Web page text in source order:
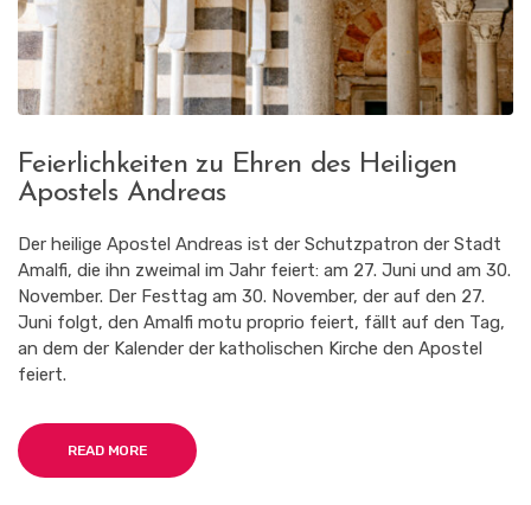
Feierlichkeiten zu Ehren des Heiligen
Apostels Andreas
Der heilige Apostel Andreas ist der Schutzpatron der Stadt
Amalfi, die ihn zweimal im Jahr feiert: am 27. Juni und am 30.
November. Der Festtag am 30. November, der auf den 27.
Juni folgt, den Amalfi motu proprio feiert, fällt auf den Tag,
an dem der Kalender der katholischen Kirche den Apostel
feiert.
READ MORE